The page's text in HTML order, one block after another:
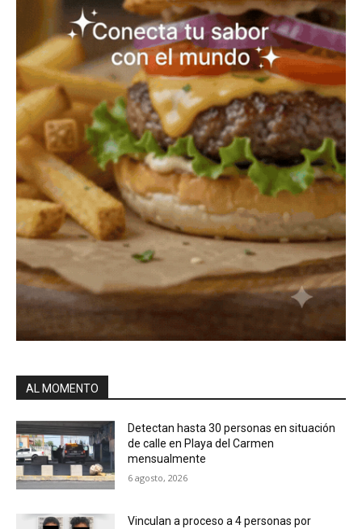
AL MOMENTO
Detectan hasta 30 personas en situación
de calle en Playa del Carmen
mensualmente
6 agosto, 2026
Vinculan a proceso a 4 personas por